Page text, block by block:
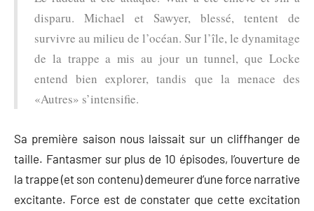
disparu. Michael et Sawyer, blessé, tentent de
survivre au milieu de l’océan. Sur l’île, le dynamitage
de la trappe a mis au jour un tunnel, que Locke
entend bien explorer, tandis que la menace des
«Autres» s’intensifie.
Sa première saison nous laissait sur un cliffhanger de
taille. Fantasmer sur plus de 10 épisodes, l’ouverture de
la trappe (et son contenu) demeurer d’une force narrative
excitante. Force est de constater que cette excitation